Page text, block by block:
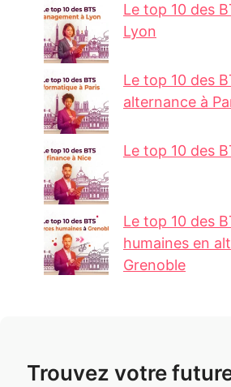
Le top 10 des
Lyon
Le top 10 des
alternance à
Le top 10 des
Le top 10 des
humaines en
Grenoble
Trouvez votre